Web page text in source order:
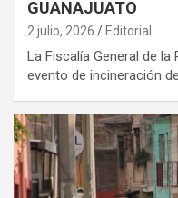
GUANAJUATO
2 julio, 2026 Editorial
La Fiscalía General de la
evento de incineración